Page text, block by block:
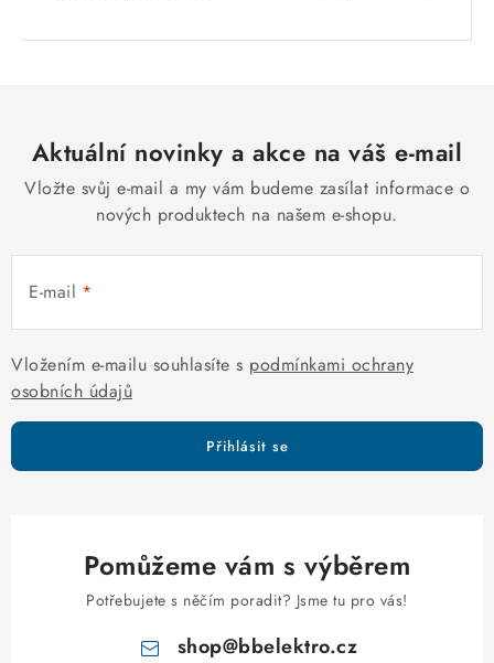
Aktuální novinky a akce na váš e-mail
Vložte svůj e-mail a my vám budeme zasílat informace o
nových produktech na našem e-shopu.
E-mail
Vložením e-mailu souhlasíte s podmínkami ochrany
osobních údajů
Přihlásit se
Pomůžeme vám s výběrem
Potřebujete s něčím poradit? Jsme tu pro vás!
shop@bbelektro.cz